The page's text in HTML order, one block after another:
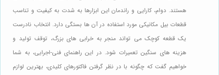
هستند. دوام، کارایی و راندمان این ابزارها به شدت به کیفیت و تناسب
قطعات بیل مکانیکی مورد استفاده در آن ها بستگی دارد. انتخاب نادرست
یک قطعه کوچک می تواند منجر به خرابی های بزرگ، توقف تولید و
هزینه های سنگین تعمیرات شود. در این راهنمای فنی-اجرایی، به شما
خواهیم گفت که چگونه با در نظر گرفتن فاکتورهای کلیدی، بهترین لوازم